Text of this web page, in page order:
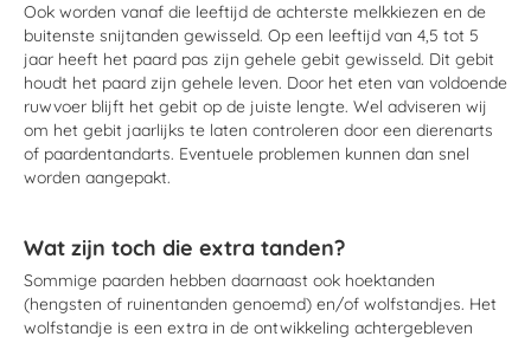
Ook worden vanaf die leeftijd de achterste melkkiezen en de
buitenste snijtanden gewisseld. Op een leeftijd van 4,5 tot 5
jaar heeft het paard pas zijn gehele gebit gewisseld. Dit gebit
houdt het paard zijn gehele leven. Door het eten van voldoende
ruwvoer blijft het gebit op de juiste lengte. Wel adviseren wij
om het gebit jaarlijks te laten controleren door een dierenarts
of paardentandarts. Eventuele problemen kunnen dan snel
worden aangepakt.
Wat zijn toch die extra tanden?
Sommige paarden hebben daarnaast ook hoektanden
(hengsten of ruinentanden genoemd) en/of wolfstandjes. Het
wolfstandje is een extra in de ontwikkeling achtergebleven